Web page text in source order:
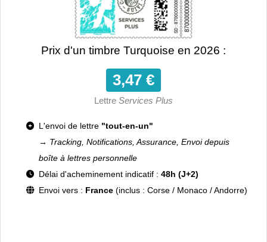
Prix d'un timbre Turquoise en 2026 :
3,47 €
Lettre Services Plus
L'envoi de lettre "tout-en-un"
→ Tracking, Notifications, Assurance, Envoi depuis
boîte à lettres personnelle
Délai d'acheminement indicatif : 48h (J+2)
Envoi vers : France(inclus : Corse / Monaco / Andorre)